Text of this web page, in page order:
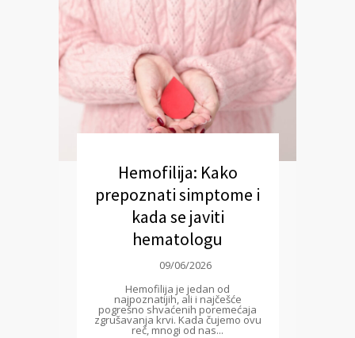
Hemofilija: Kako
prepoznati simptome i
kada se javiti
hematologu
09/06/2026
Hemofilija je jedan od
najpoznatijih, ali i najčešće
pogrešno shvaćenih poremećaja
zgrušavanja krvi. Kada čujemo ovu
reč, mnogi od nas...